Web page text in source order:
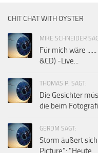
CHIT CHAT WITH OYSTER
MIKE SCHNEIDER
Für mich wäre
&CD) -Live...
THOMAS P. SAGT:
Die Gesichter
die beim
GERDM SAGT:
Storm äußert
Picture": "Heute...